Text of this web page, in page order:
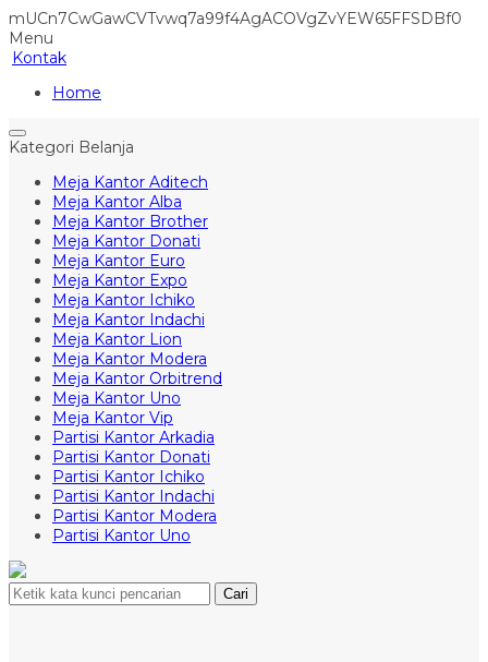
mUCn7CwGawCVTvwq7a99f4AgACOVgZvYEW65FFSDBf0
Menu
Kontak
Home
Kategori Belanja
Meja Kantor Aditech
Meja Kantor Alba
Meja Kantor Brother
Meja Kantor Donati
Meja Kantor Euro
Meja Kantor Expo
Meja Kantor Ichiko
Meja Kantor Indachi
Meja Kantor Lion
Meja Kantor Modera
Meja Kantor Orbitrend
Meja Kantor Uno
Meja Kantor Vip
Partisi Kantor Arkadia
Partisi Kantor Donati
Partisi Kantor Ichiko
Partisi Kantor Indachi
Partisi Kantor Modera
Partisi Kantor Uno
Cari